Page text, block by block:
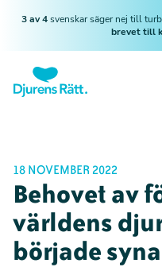
3 av 4svenskar säger nej till
brevet till
18 NOVEMBER 2022
Behovet av
världens
började